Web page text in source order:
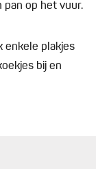
op het vuur.
enkele plakjes
bij en